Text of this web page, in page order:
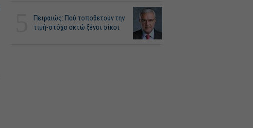
Πειραιώς: Πού τοποθετούν την
τιμή-στόχο οκτώ ξένοι οίκοι